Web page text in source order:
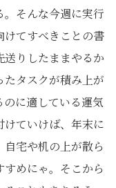
そんな今週に実行
けてすべきことの書
りしたままやるか
タスクが積み上が
に適している運気
ていけば、年末に
宅や机の上が散ら
めにゃ。そこから